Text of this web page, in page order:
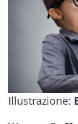
Illustrazione: